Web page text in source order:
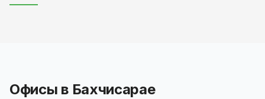
Офисы в Бахчисарае